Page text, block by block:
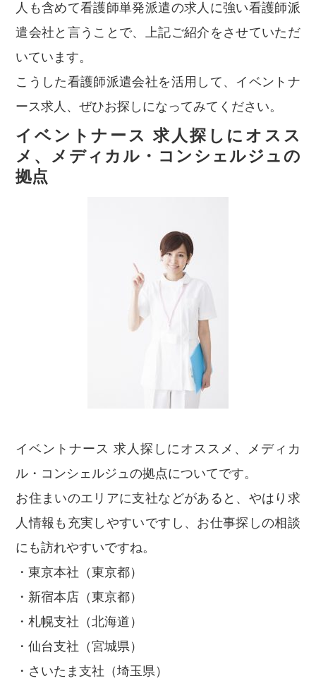
人も含めて看護師単発派遣の求人に強い看護師派
遣会社と言うことで、上記ご紹介をさせていただ
いています。
こうした看護師派遣会社を活用して、イベントナ
ース求人、ぜひお探しになってみてください。
イベントナース 求人探しにオスス
メ、メディカル・コンシェルジュの
拠点
イベントナース 求人探しにオススメ、メディカ
ル・コンシェルジュの拠点についてです。
お住まいのエリアに支社などがあると、やはり求
人情報も充実しやすいですし、お仕事探しの相談
にも訪れやすいですね。
・東京本社（東京都）
・新宿本店（東京都）
・札幌支社（北海道）
・仙台支社（宮城県）
・さいたま支社（埼玉県）